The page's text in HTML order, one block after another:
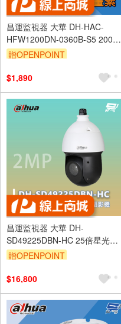
昌運監視器 大華 DH-HAC-
HFW1200DN-0360B-S5 200萬
紅外線槍型攝影機
贈OPENPOINT
$1,890
昌運監視器 大華 DH-
SD49225DBN-HC 25倍星光紅
外線HDCVI PTZ攝影機 200萬畫
贈OPENPOINT
$16,800